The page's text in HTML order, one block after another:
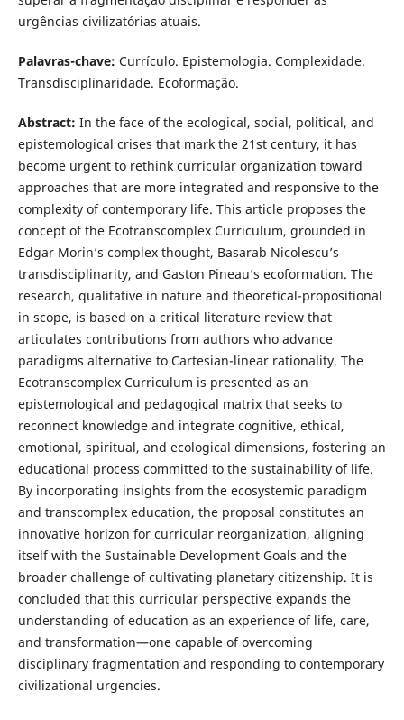
urgências civilizatórias atuais.
Palavras-chave: Currículo. Epistemologia. Complexidade.
Transdisciplinaridade. Ecoformação.
Abstract: In the face of the ecological, social, political, and
epistemological crises that mark the 21st century, it has
become urgent to rethink curricular organization toward
approaches that are more integrated and responsive to the
complexity of contemporary life. This article proposes the
concept of the Ecotranscomplex Curriculum, grounded in
Edgar Morin’s complex thought, Basarab Nicolescu’s
transdisciplinarity, and Gaston Pineau’s ecoformation. The
research, qualitative in nature and theoretical-propositional
in scope, is based on a critical literature review that
articulates contributions from authors who advance
paradigms alternative to Cartesian-linear rationality. The
Ecotranscomplex Curriculum is presented as an
epistemological and pedagogical matrix that seeks to
reconnect knowledge and integrate cognitive, ethical,
emotional, spiritual, and ecological dimensions, fostering an
educational process committed to the sustainability of life.
By incorporating insights from the ecosystemic paradigm
and transcomplex education, the proposal constitutes an
innovative horizon for curricular reorganization, aligning
itself with the Sustainable Development Goals and the
broader challenge of cultivating planetary citizenship. It is
concluded that this curricular perspective expands the
understanding of education as an experience of life, care,
and transformation—one capable of overcoming
disciplinary fragmentation and responding to contemporary
civilizational urgencies.